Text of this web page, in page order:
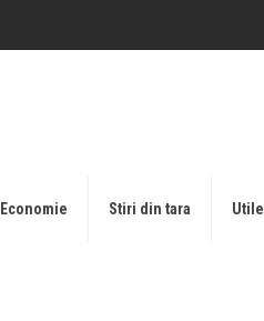
Economie Stiri din tara Utile